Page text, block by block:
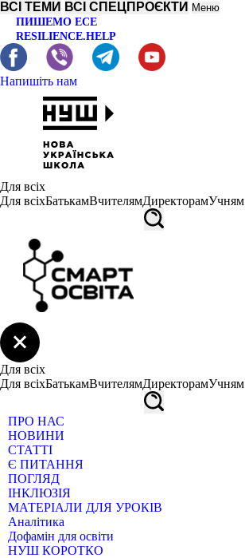
ВСІ ТЕМИ ВСІ СПЕЦПРОЄКТИ Меню
ПИШЕМО ЕСЕ
RESILIENCE.HELP
Напишіть нам
Для всіх
Для всіхБатькамВчителямДиректорамУчням
Для всіх
Для всіхБатькамВчителямДиректорамУчням
ПРО НАС
НОВИНИ
СТАТТІ
Є ПИТАННЯ
ПОГЛЯД
ІНКЛЮЗІЯ
МАТЕРІАЛИ ДЛЯ УРОКІВ
Аналітика
Дофамін для освіти
НУШ КОРОТКО